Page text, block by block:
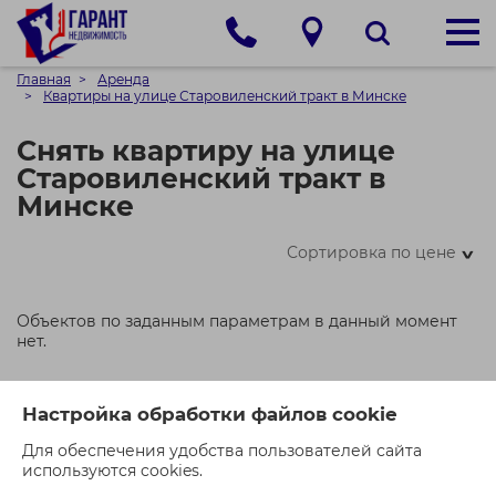
Настройка обработки файлов cookie
Для обеспечения удобства пользователей сайта
используются cookies.
Главная
Аренда
Квартиры на улице Старовиленский тракт в Минске
Снять квартиру на улице
Старовиленский тракт в
Минске
Сортировка по цене>
Объектов по заданным параметрам в данный момент
нет.
Квартиры в том же районе
Квартиры на улице Мястровская